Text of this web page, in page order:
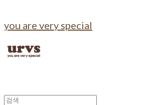
you are very special